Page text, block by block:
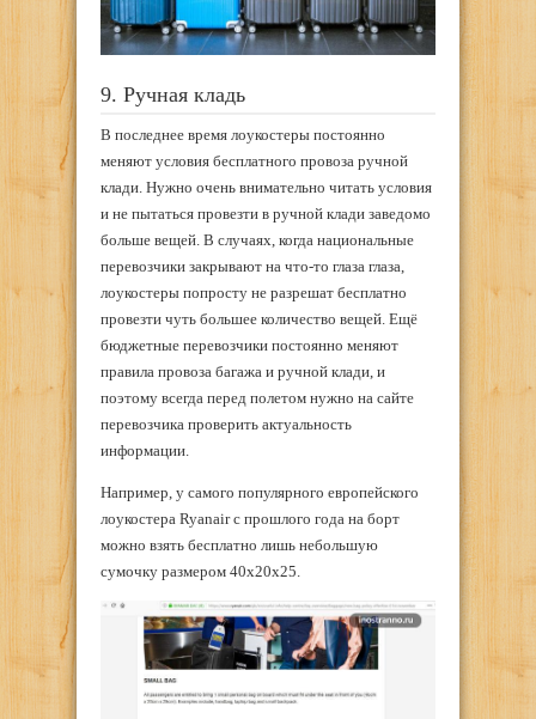
9. Ручная кладь
В последнее время лоукостеры постоянно
меняют условия бесплатного провоза ручной
клади. Нужно очень внимательно читать условия
и не пытаться провезти в ручной клади заведомо
больше вещей. В случаях, когда национальные
перевозчики закрывают на что-то глаза глаза,
лоукостеры попросту не разрешат бесплатно
провезти чуть большее количество вещей. Ещё
бюджетные перевозчики постоянно меняют
правила провоза багажа и ручной клади, и
поэтому всегда перед полетом нужно на сайте
перевозчика проверить актуальность
информации.
Например, у самого популярного европейского
лоукостера Ryanair с прошлого года на борт
можно взять бесплатно лишь небольшую
сумочку размером 40x20x25.